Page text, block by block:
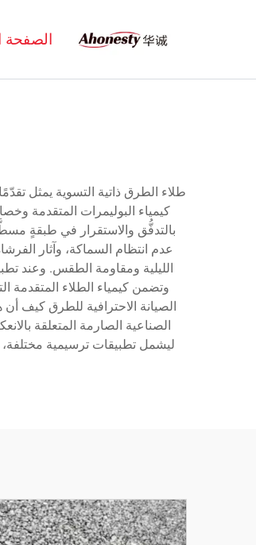
الصفحة
طلاء الطرق ذاتية التسوية يمثل
كيمياء البوليمرات المتقدمة
بالتدفُّق والاستقرار في طبقةٍ
عدم انتظام السماكة، وآثار
الليلية ومقاومة الطقس. وعند
وتضمن كيمياء الطلاء المتقدمة
الصيانة الاحترافية للطرق كيف أن
الصناعية الصارمة المتعلقة
ليشمل تطبيقات ترسيمية